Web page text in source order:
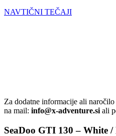
NAVTIČNI TEČAJI
Za dodatne informacije ali
na mail: info@x-adventure.si ali
SeaDoo GTI 130 – White